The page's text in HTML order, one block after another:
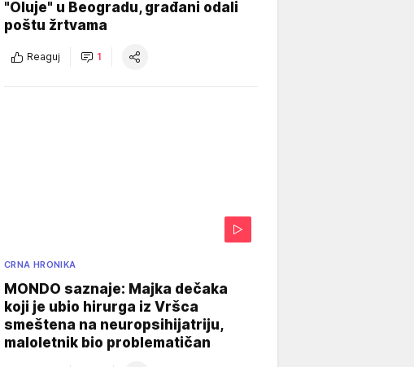
"Oluje" u Beogradu, građani odali
poštu žrtvama
Reaguj 1
CRNA HRONIKA
MONDO saznaje: Majka dečaka
koji je ubio hirurga iz Vršca
smeštena na neuropsihijatriju,
maloletnik bio problematičan